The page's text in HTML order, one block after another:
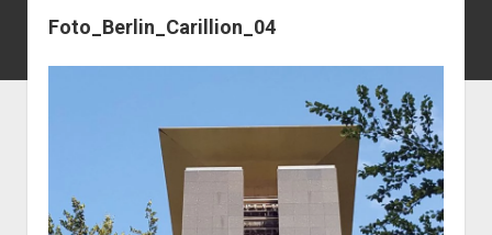
< work
Berlin
Kunst
Geschichte
open
dropdown
menu
Geschichte der Stadt Berlin
Impressum
Foto_Berlin_Carillion_04